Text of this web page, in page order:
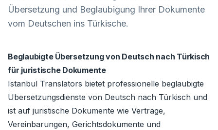
Übersetzung und Beglaubigung Ihrer Dokumente
vom Deutschen ins Türkische.
Beglaubigte Übersetzung von Deutsch nach Türkisch
für juristische Dokumente
Istanbul Translators bietet professionelle beglaubigte
Übersetzungsdienste von Deutsch nach Türkisch und
ist auf juristische Dokumente wie Verträge,
Vereinbarungen, Gerichtsdokumente und